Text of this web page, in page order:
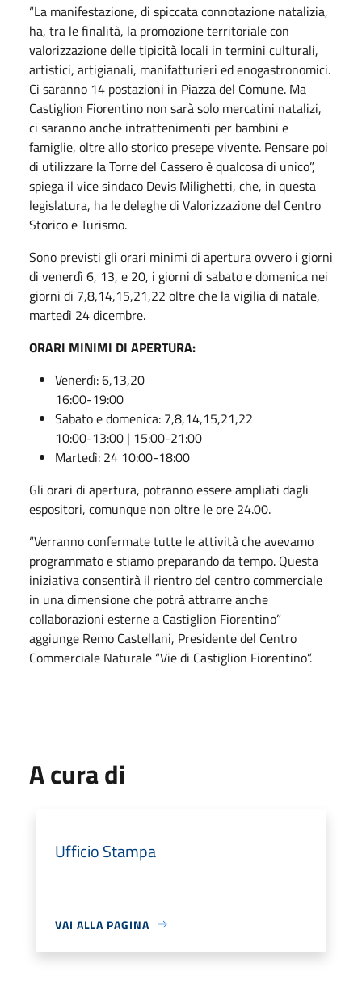
“La manifestazione, di spiccata connotazione natalizia,
ha, tra le finalità, la promozione territoriale con
valorizzazione delle tipicità locali in termini culturali,
artistici, artigianali, manifatturieri ed enogastronomici.
Ci saranno 14 postazioni in Piazza del Comune. Ma
Castiglion Fiorentino non sarà solo mercatini natalizi,
ci saranno anche intrattenimenti per bambini e
famiglie, oltre allo storico presepe vivente. Pensare poi
di utilizzare la Torre del Cassero è qualcosa di unico”,
spiega il vice sindaco Devis Milighetti, che, in questa
legislatura, ha le deleghe di Valorizzazione del Centro
Storico e Turismo.
Sono previsti gli orari minimi di apertura ovvero i giorni
di venerdì 6, 13, e 20, i giorni di sabato e domenica nei
giorni di 7,8,14,15,21,22 oltre che la vigilia di natale,
martedì 24 dicembre.
ORARI MINIMI DI APERTURA:
Venerdì: 6,13,20
16:00-19:00
Sabato e domenica: 7,8,14,15,21,22
10:00-13:00 | 15:00-21:00
Martedì: 24 10:00-18:00
Gli orari di apertura, potranno essere ampliati dagli
espositori, comunque non oltre le ore 24.00.
“Verranno confermate tutte le attività che avevamo
programmato e stiamo preparando da tempo. Questa
iniziativa consentirà il rientro del centro commerciale
in una dimensione che potrà attrarre anche
collaborazioni esterne a Castiglion Fiorentino”
aggiunge Remo Castellani, Presidente del Centro
Commerciale Naturale “Vie di Castiglion Fiorentino”.
A cura di
Ufficio Stampa
VAI ALLA PAGINA